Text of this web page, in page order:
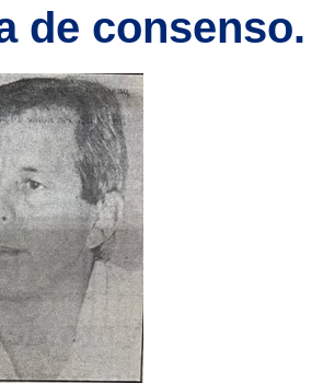
de consenso.